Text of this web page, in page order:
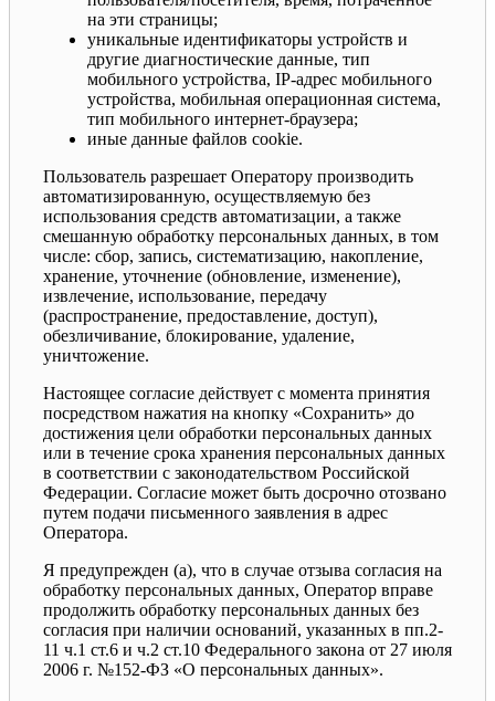
на эти страницы;
уникальные идентификаторы устройств и
другие диагностические данные, тип
мобильного устройства, IP-адрес мобильного
устройства, мобильная операционная система,
тип мобильного интернет-браузера;
иные данные файлов cookie.
Пользователь разрешает Оператору производить
автоматизированную, осуществляемую без
использования средств автоматизации, а также
смешанную обработку персональных данных, в том
числе: сбор, запись, систематизацию, накопление,
хранение, уточнение (обновление, изменение),
извлечение, использование, передачу
(распространение, предоставление, доступ),
обезличивание, блокирование, удаление,
уничтожение.
Настоящее согласие действует с момента принятия
посредством нажатия на кнопку «Сохранить» до
достижения цели обработки персональных данных
или в течение срока хранения персональных данных
в соответствии с законодательством Российской
Федерации. Согласие может быть досрочно отозвано
путем подачи письменного заявления в адрес
Оператора.
Я предупрежден (а), что в случае отзыва согласия на
обработку персональных данных, Оператор вправе
продолжить обработку персональных данных без
согласия при наличии оснований, указанных в пп.2-
11 ч.1 ст.6 и ч.2 ст.10 Федерального закона от 27 июля
2006 г. №152-ФЗ «О персональных данных».